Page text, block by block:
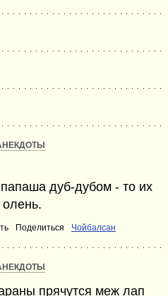
дуб-дубом - то их
Поделиться Чойбалсан
прячутся меж лап